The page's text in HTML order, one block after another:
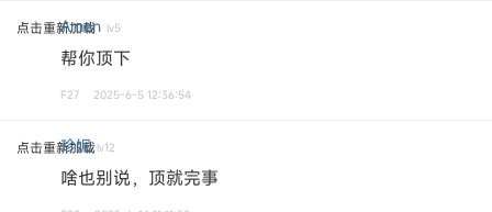
点击重新加载
Amen lv5
帮你顶下
F27 2025-6-5 12:36:54
点击重新加载
珍妮 lv12
啥也别说，顶就完事